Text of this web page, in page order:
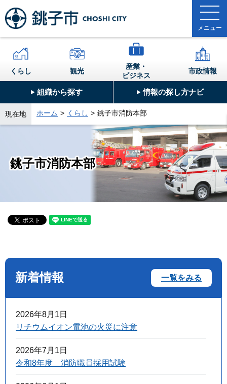
組織から探す 情報の探し方ナビ
くらし 観光
産業・
ビジネス
市政情報
現在地 ホーム くらし 銚子市消防本部
銚子市消防本部
新着情報 一覧をみる
2026年8月1日
リチウムイオン電池の火災に注意
2026年7月1日
令和8年度 消防職員採用試験